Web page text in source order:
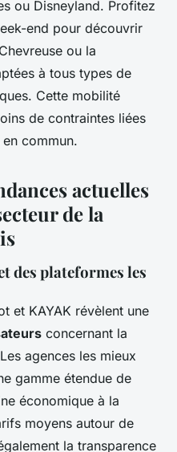
ou Disneyland. Profitez
end pour découvrir
ou la
à tous types de
Cette mobilité
de contraintes liées
commun.
actuelles
de la
des plateformes les
et KAYAK révèlent une
concernant la
agences les mieux
gamme étendue de
économique à la
moyens autour de
la transparence